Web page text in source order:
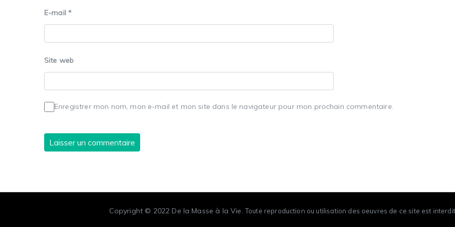
E-mail*
Site web
Enregistrer mon nom, mon e-mail et mon site dans le navigateur pour mon prochain commentaire.
Copyright © 2022De la Masse à la Vie.Toute reproduction ou utilisation des oeuvres de ce site est